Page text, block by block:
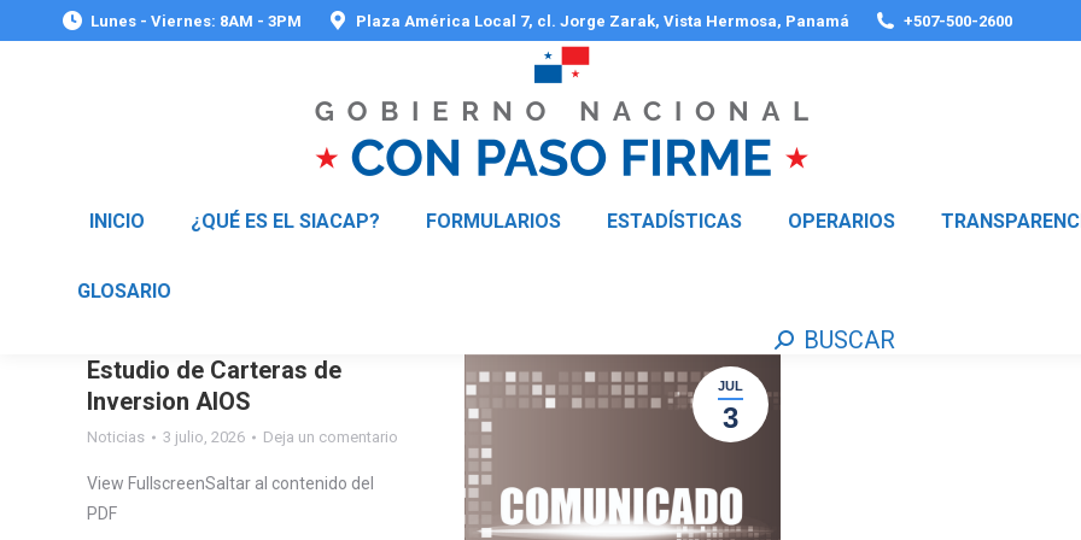
Lunes - Viernes: 8AM - 3PM Plaza América Local 7, cl. Jorge Zarak, Vista Hermosa, Panamá +507-500-2600
INICIO ¿QUÉ ES EL SIACAP? FORMULARIOS ESTADÍSTICAS OPERARIOS
GLOSARIO
Buscar:BUSCAR
Estudio de Carteras de
Inversion AIOS
Noticias 3 julio, 2026 Deja un comentario
View FullscreenSaltar al contenido del
PDF
JUL
3